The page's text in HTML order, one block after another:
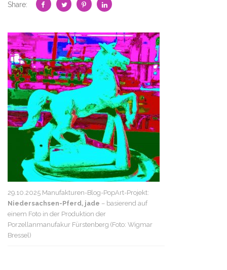
Share:
29.10.2025 Manufakturen-Blog-PopArt-Projekt:
Niedersachsen-Pferd, jade – basierend auf
einem Foto in der Produktion der
Porzellanmanufakur Fürstenberg (Foto: Wigmar
Bressel)